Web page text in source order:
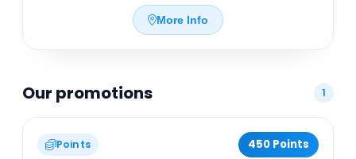
tu bienestar. Nuestro compromiso es brindar
atención personalizada y soluciones integrales
para tu salud, garantizando calidad y confianza
en cada visita. Ven y descubre cómo Farmacia
More Info
Our promotions 1
Points 450 Points